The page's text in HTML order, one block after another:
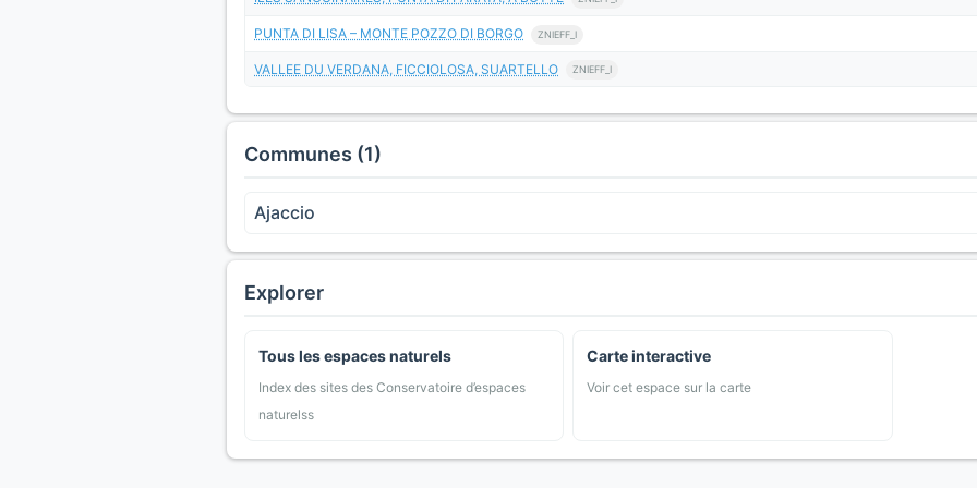
PUNTA DI LISA – MONTE POZZO DI BORGO ZNIEFF_I
VALLEE DU VERDANA, FICCIOLOSA, SUARTELLO ZNIEFF_I
Communes (1)
Ajaccio
Explorer
Tous les espaces naturels
Index des sites des Conservatoire d’espaces
naturelss
Carte interactive
Voir cet espace sur la carte